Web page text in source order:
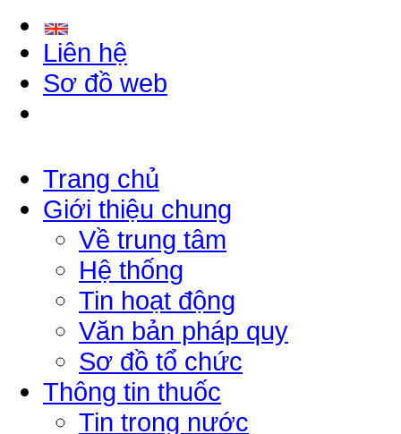
Liên hệ
Sơ đồ web
Trang chủ
Giới thiệu chung
Về trung tâm
Hệ thống
Tin hoạt động
Văn bản pháp quy
Sơ đồ tổ chức
Thông tin thuốc
Tin trong nước